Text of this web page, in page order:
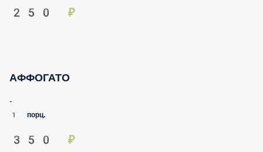
250 ₽
АФФОГАТО
-
1 порц.
350 ₽